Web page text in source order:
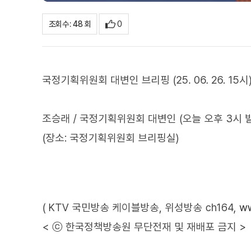
조회수 : 48 회 0
국정기획위원회 대변인 브리핑 (25. 06. 26. 15시)
조승래 / 국정기획위원회 대변인 (오늘 오후 3시
(장소: 국정기획위원회 브리핑실)
( KTV 국민방송 케이블방송, 위성방송 ch164,
< ⓒ 한국정책방송원 무단전재 및 재배포 금지 >